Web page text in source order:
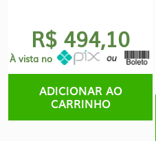
R$ 494,10
À vista no
ADICIONAR AO
CARRINHO